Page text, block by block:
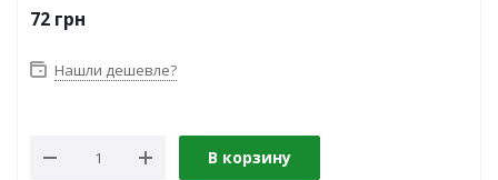
72 грн
Нашли дешевле?
В корзину